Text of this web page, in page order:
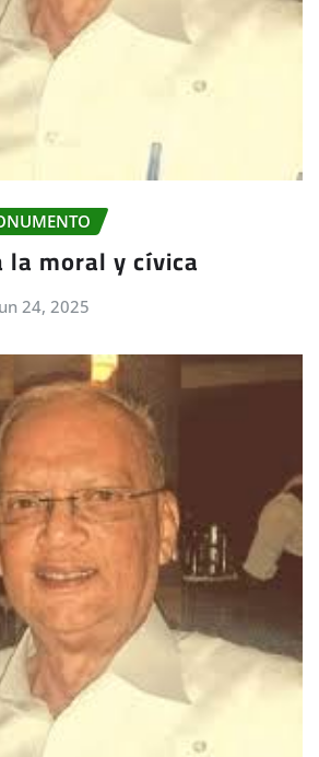
la moral y cívica
24, 2025